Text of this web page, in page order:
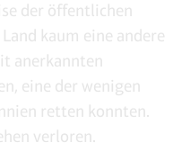
der öffentlichen
kaum eine andere
anerkannten
eine der wenigen
retten konnten.
verloren.